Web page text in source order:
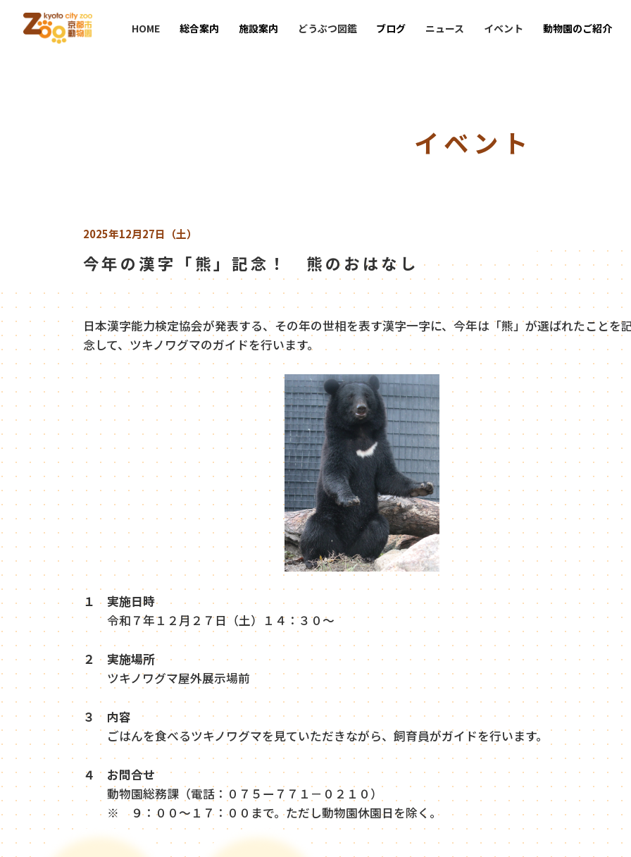
HOME 総合案内 施設案内 どうぶつ図鑑 ブログ ニュース イベント 動物園のご紹介
イベント
2025年12月27日（土）
今年の漢字「熊」記念！ 熊のおはなし
日本漢字能力検定協会が発表する、その年の世相を表す漢字一字に、今年は「熊」が選ばれたことを
念して、ツキノワグマのガイドを行います。
１ 実施日時
令和７年１２月２７日（土）１４：３０～
２ 実施場所
ツキノワグマ屋外展示場前
３ 内容
ごはんを食べるツキノワグマを見ていただきながら、飼育員がガイドを行います。
４ お問合せ
動物園総務課（電話：０７５ー７７１－０２１０）
※ ９：００～１７：００まで。ただし動物園休園日を除く。